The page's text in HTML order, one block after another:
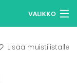
VALIKKO
Lisää muistilistalle